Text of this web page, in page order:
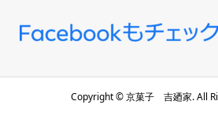
Copyright ©京菓子 吉廼家. All